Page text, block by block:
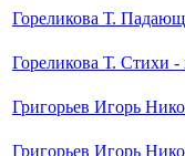
Гореликова Т.
Гореликова Т. Стихи
Григорьев Игорь
Григорьев Игорь